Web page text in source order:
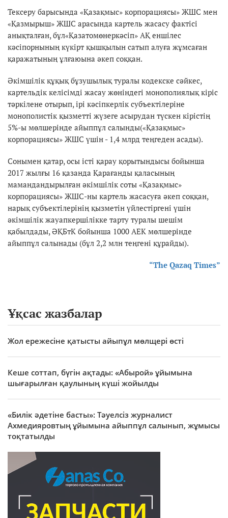
Тексеру барысында «Қазақмыс» корпорациясы» ЖШС мен
«Қазмырыш» ЖШС арасында картель жасасу фактісі
анықталған, бұл«Қазатомөнеркәсіп» АҚ еншілес
кәсіпорнының күкірт қышқылын сатып алуға жұмсаған
қаражатының ұлғаюына әкеп соққан.
Әкімшілік құқық бұзушылық туралы кодекске сәйкес,
картельдік келісімді жасау жөніндегі монополиялық кіріс
тәркiлене отырып, iрi кәсiпкерлiк субъектiлерiне
монополистiк қызметтi жүзеге асырудан түскен кірістің
5%-ы мөлшерiнде айыппұл салынды(«Қазақмыс»
корпорациясы» ЖШС үшін - 1,4 млрд теңгеден асады).
Сонымен қатар, осы істі қарау қорытындысы бойынша
2017 жылғы 16 қазанда Қарағанды қаласының
мамандандырылған әкімшілік соты «Қазақмыс»
корпорациясы» ЖШС-ны картель жасасуға әкеп соққан,
нарық субъектілерінің қызметін үйлестіргені үшін
әкімшілік жауапкершілікке тарту туралы шешім
қабылдады, ӘҚБтК бойынша 1000 АЕК мөлшерінде
айыппұл салынады (бұл 2,2 млн теңгені құрайды).
“The Qazaq Times”
Ұқсас жазбалар
Жол ережесіне қатысты айыпұл мөлщері өсті
Кеше соттап, бүгін ақтады: «Абырой» ұйымына
шығарылған қаулының күші жойылды
«Билік әдетіне басты»: Тәуелсіз журналист
Ахмедияровтың ұйымына айыппұл салынып, жұмысы
тоқтатылды